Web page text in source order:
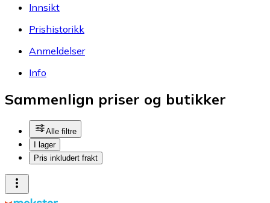
Innsikt
Prishistorikk
Anmeldelser
Info
Sammenlign priser og butikker
Alle filtre
I lager
Pris inkludert frakt